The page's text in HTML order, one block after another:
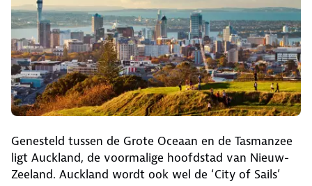
Genesteld tussen de Grote Oceaan en de Tasmanzee
ligt Auckland, de voormalige hoofdstad van Nieuw-
Zeeland. Auckland wordt ook wel de ‘City of Sails’